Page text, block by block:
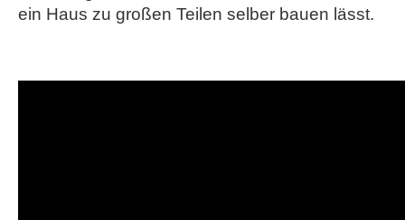
ein Haus zu großen Teilen selber bauen lässt.